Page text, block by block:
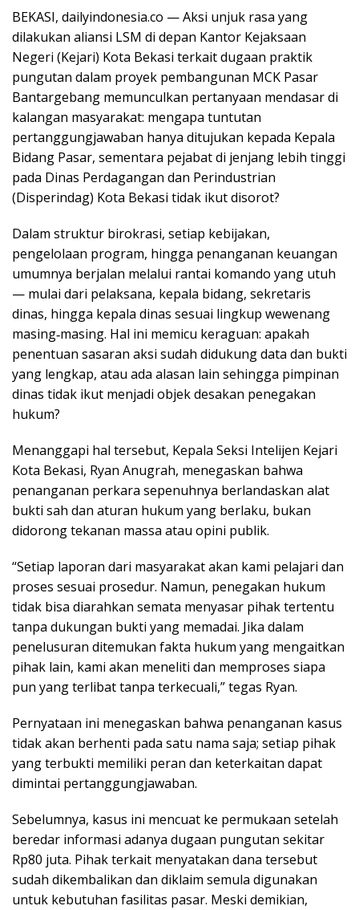
BEKASI, dailyindonesia.co — Aksi unjuk rasa yang
dilakukan aliansi LSM di depan Kantor Kejaksaan
Negeri (Kejari) Kota Bekasi terkait dugaan praktik
pungutan dalam proyek pembangunan MCK Pasar
Bantargebang memunculkan pertanyaan mendasar di
kalangan masyarakat: mengapa tuntutan
pertanggungjawaban hanya ditujukan kepada Kepala
Bidang Pasar, sementara pejabat di jenjang lebih tinggi
pada Dinas Perdagangan dan Perindustrian
(Disperindag) Kota Bekasi tidak ikut disorot?
Dalam struktur birokrasi, setiap kebijakan,
pengelolaan program, hingga penanganan keuangan
umumnya berjalan melalui rantai komando yang utuh
— mulai dari pelaksana, kepala bidang, sekretaris
dinas, hingga kepala dinas sesuai lingkup wewenang
masing‑masing. Hal ini memicu keraguan: apakah
penentuan sasaran aksi sudah didukung data dan bukti
yang lengkap, atau ada alasan lain sehingga pimpinan
dinas tidak ikut menjadi objek desakan penegakan
hukum?
Menanggapi hal tersebut, Kepala Seksi Intelijen Kejari
Kota Bekasi, Ryan Anugrah, menegaskan bahwa
penanganan perkara sepenuhnya berlandaskan alat
bukti sah dan aturan hukum yang berlaku, bukan
didorong tekanan massa atau opini publik.
“Setiap laporan dari masyarakat akan kami pelajari dan
proses sesuai prosedur. Namun, penegakan hukum
tidak bisa diarahkan semata menyasar pihak tertentu
tanpa dukungan bukti yang memadai. Jika dalam
penelusuran ditemukan fakta hukum yang mengaitkan
pihak lain, kami akan meneliti dan memproses siapa
pun yang terlibat tanpa terkecuali,” tegas Ryan.
Pernyataan ini menegaskan bahwa penanganan kasus
tidak akan berhenti pada satu nama saja; setiap pihak
yang terbukti memiliki peran dan keterkaitan dapat
dimintai pertanggungjawaban.
Sebelumnya, kasus ini mencuat ke permukaan setelah
beredar informasi adanya dugaan pungutan sekitar
Rp80 juta. Pihak terkait menyatakan dana tersebut
sudah dikembalikan dan diklaim semula digunakan
untuk kebutuhan fasilitas pasar. Meski demikian,